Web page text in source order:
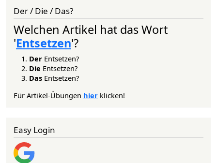
Der / Die / Das?
Welchen Artikel hat das Wort
'Entsetzen'?
Der Entsetzen?
Die Entsetzen?
Das Entsetzen?
Für Artikel-Übungen hier klicken!
Easy Login